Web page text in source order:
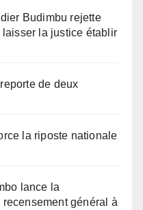
Budimbu rejette
la justice établir
de deux
la riposte nationale
lance la
général à